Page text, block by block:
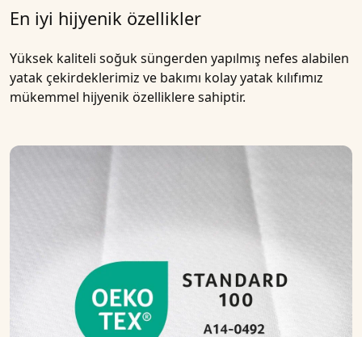
En iyi hijyenik özellikler
Yüksek kaliteli soğuk süngerden yapılmış nefes alabilen
yatak çekirdeklerimiz ve bakımı kolay yatak kılıfımız
mükemmel hijyenik özelliklere sahiptir.